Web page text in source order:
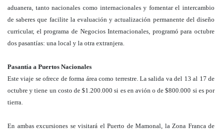
aduanera, tanto nacionales como internacionales y fomentar el intercambio
de saberes que facilite la evaluación y actualización permanente del diseño
curricular, el programa de Negocios Internacionales, programó para octubre
dos pasantías: una local y la otra extranjera.
Pasantía a Puertos Nacionales
Este viaje se ofrece de forma área como terrestre. La salida va del 13 al 17 de
octubre y tiene un costo de $1.200.000 si es en avión o de $800.000 si es por
tierra.
En ambas excursiones se visitará el Puerto de Mamonal, la Zona Franca de